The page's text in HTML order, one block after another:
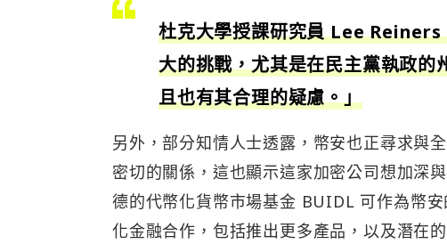
杜克大學授課研究員 Lee Reiners
大的挑戰，尤其是在民主黨執政
且也有其合理的疑慮。」
另外，部分知情人士透露，幣安也正尋求與
密切的關係，這也顯示這家加密公司想加深
德的代幣化貨幣市場基金 BUIDL 可作為幣
化金融合作，包括推出更多產品，以及潛在